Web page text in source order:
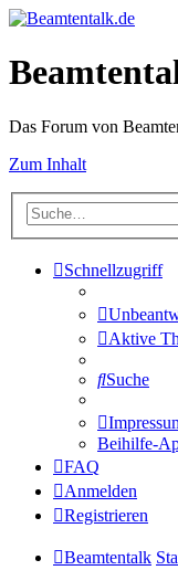
Das Forum von
Zum Inhalt
Schnellzugriff
Aktive
Suche
Beihilfe-
FAQ
Anmelden
Registrieren
Beamtentalk